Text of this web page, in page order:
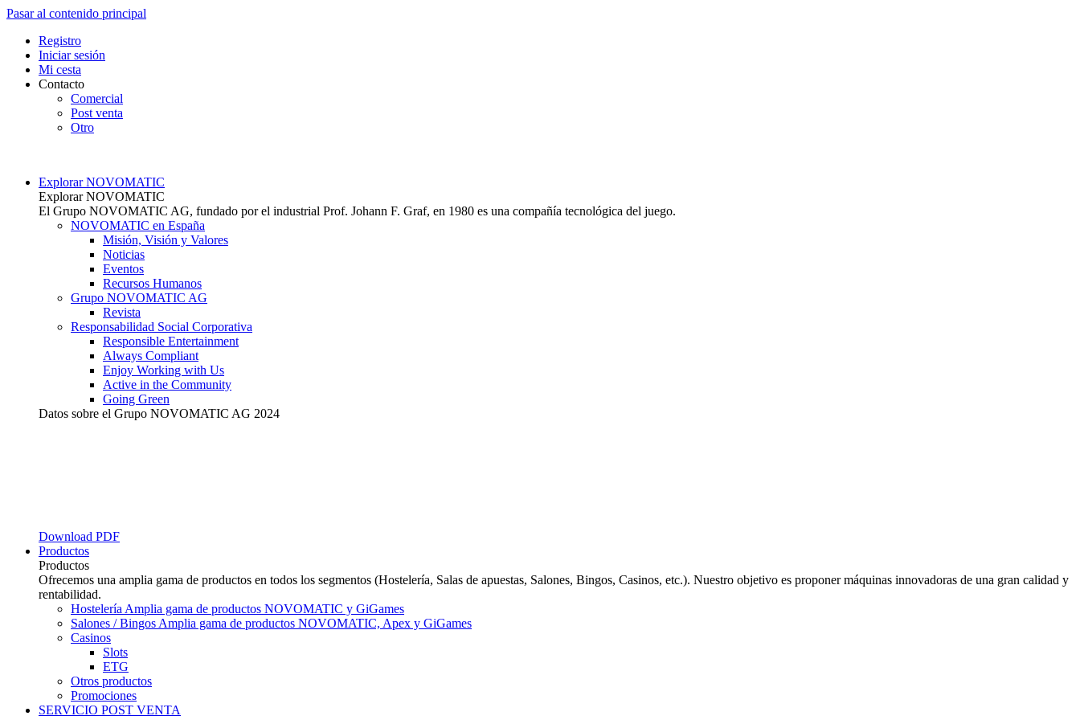
Pasar al contenido principal
Top
Registro
Iniciar sesión
Mi cesta
Contacto
Comercial
Post venta
Otro
Main navigation
Explorar NOVOMATIC
Explorar NOVOMATIC
El Grupo NOVOMATIC AG, fundado por el industrial Prof. Johann F. Graf, en 1980 es una compañía tecnológica del juego.
NOVOMATIC en España
Misión, Visión y Valores
Noticias
Eventos
Recursos Humanos
Grupo NOVOMATIC AG
Revista
Responsabilidad Social Corporativa
Responsible Entertainment
Always Compliant
Enjoy Working with Us
Active in the Community
Going Green
Datos sobre el Grupo NOVOMATIC AG 2024
Download PDF
Productos
Productos
Ofrecemos una amplia gama de productos en todos los segmentos (Hostelería, Salas de apuestas, Salones, Bingos, Casinos, etc.). Nuestro objetivo es proponer máquinas innovadoras de una gran calidad y
rentabilidad.
Hostelería Amplia gama de productos NOVOMATIC y GiGames
Salones / Bingos Amplia gama de productos NOVOMATIC, Apex y GiGames
Casinos
Slots
ETG
Otros productos
Promociones
SERVICIO POST VENTA